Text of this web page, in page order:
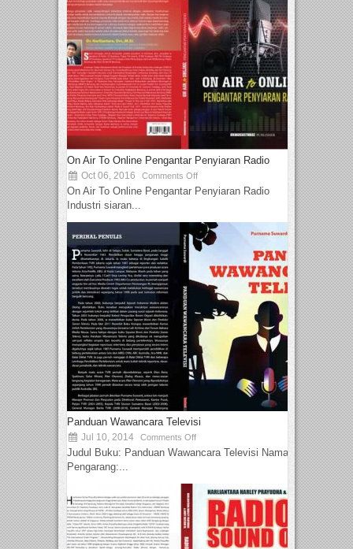
On Air To Online Pengantar Penyiaran Radio
Oct 06, 2016 Comments Off
On Air To Online Pengantar Penyiaran Radio
Industri siaran...
Panduan Wawancara Televisi
Jul 10, 2014 Comments Off
Judul Buku: Panduan Wawancara Televisi Nama
Pengarang:...